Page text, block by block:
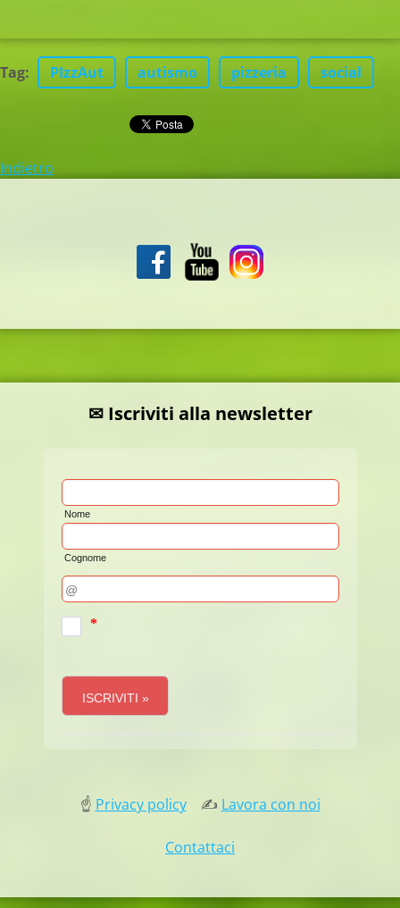
Tag: PIzzAut autismo pizzeria social
Indietro
✉ Iscriviti alla newsletter
☝ Privacy policy✍ Lavora con noi
Contattaci